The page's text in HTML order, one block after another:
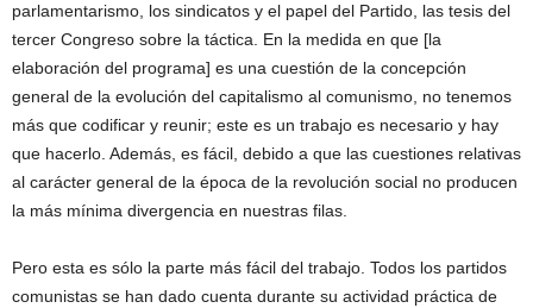
parlamentarismo, los sindicatos y el papel del Partido, las tesis del
tercer Congreso sobre la táctica. En la medida en que [la
elaboración del programa] es una cuestión de la concepción
general de la evolución del capitalismo al comunismo, no tenemos
más que codificar y reunir; este es un trabajo es necesario y hay
que hacerlo. Además, es fácil, debido a que las cuestiones relativas
al carácter general de la época de la revolución social no producen
la más mínima divergencia en nuestras filas.
Pero esta es sólo la parte más fácil del trabajo. Todos los partidos
comunistas se han dado cuenta durante su actividad práctica de